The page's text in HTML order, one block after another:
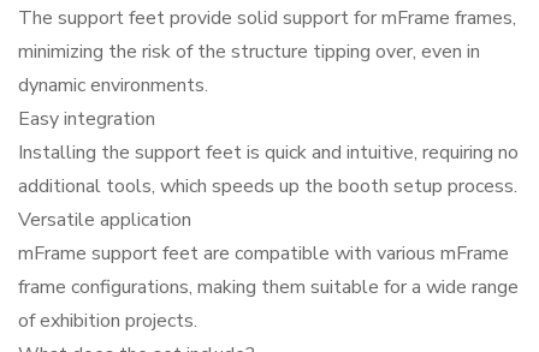
The support feet provide solid support for mFrame frames,
minimizing the risk of the structure tipping over, even in
dynamic environments.
Easy integration
Installing the support feet is quick and intuitive, requiring no
additional tools, which speeds up the booth setup process.
Versatile application
mFrame support feet are compatible with various mFrame
frame configurations, making them suitable for a wide range
of exhibition projects.